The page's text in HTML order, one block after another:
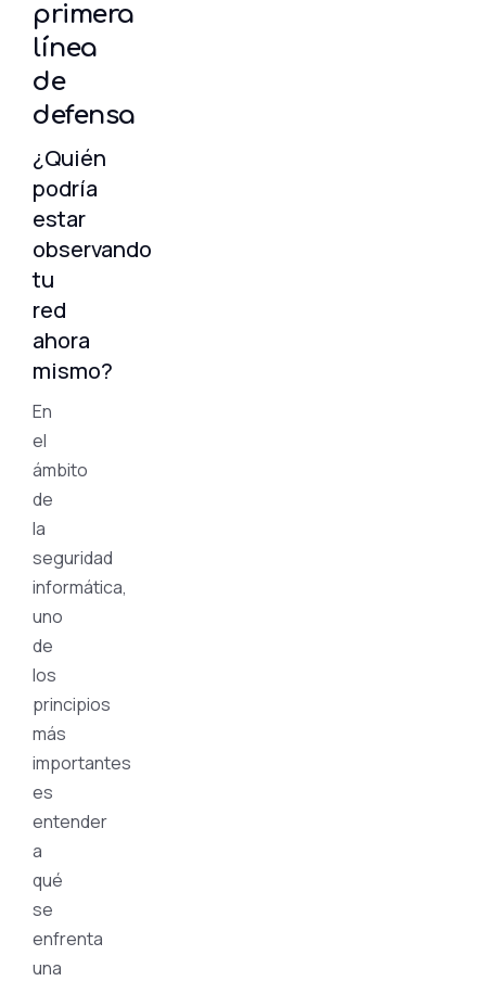
primera
línea
de
defensa
¿Quién
podría
estar
observando
tu
red
ahora
mismo?
En
el
ámbito
de
la
seguridad
informática,
uno
de
los
principios
más
importantes
es
entender
a
qué
se
enfrenta
una